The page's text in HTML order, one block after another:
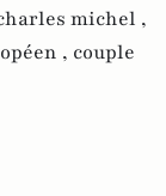
michel ,
, couple